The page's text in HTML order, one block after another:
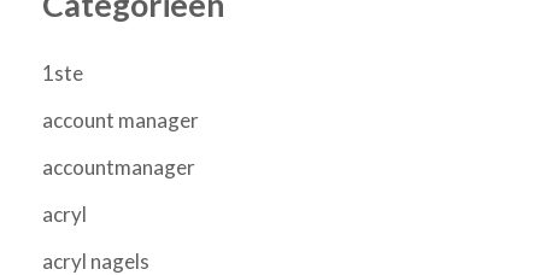
1ste
account manager
accountmanager
acryl
acryl nagels